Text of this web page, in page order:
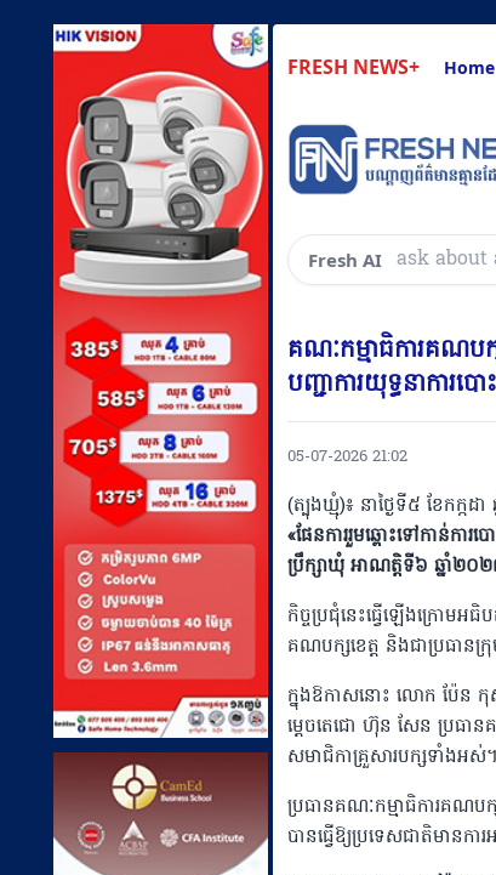
FRESH NEWS+ Home
Fresh AI សួរអ្វីៗគ្រប់
គណៈកម្មាធិការគណបក្
បញ្ជាការយុទ្ធនាការ
05-07-2026 21:02
(ត្បុងឃ្មុំ)៖ នាថ្ងៃទី៥ ខែកក្កដា
«ផែនការរួមឆ្ពោះទៅកាន់ការប
ប្រឹក្សាឃុំ អាណត្តិទី៦ ឆ្នាំ២០
កិច្ចប្រជុំនេះធ្វើឡើងក្រោមអ
គណបក្សខេត្ត និងជាប្រធានក្
ក្នុងឱកាសនោះ លោក ប៉ែន កុ
ម្តេចតេជោ ហ៊ុន សែន ប្រធាន
សមាជិកាគ្រួសារបក្សទាំងអស់។
ប្រធានគណៈកម្មាធិការគណបក្
បានធ្វើឱ្យប្រទេសជាតិមានកា